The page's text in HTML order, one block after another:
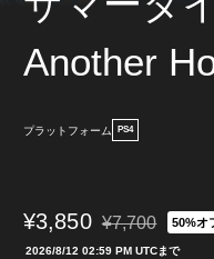
Another
プラットフォーム PS4
¥3,850 通常価格¥7,700
¥7,700 50%オ
2026/8/12 02:59 PM UTCまで